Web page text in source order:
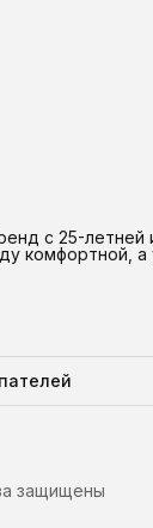
с 25-летней
комфортной,
защищены